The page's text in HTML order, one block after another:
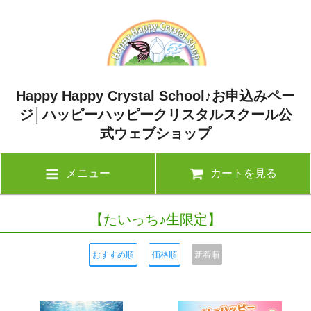
Happy Happy Crystal School♪お申込みペー
ジ│ハッピーハッピークリスタルスクール公
式ウェブショップ
メニュー カートを見る
【たいっち♪生限定】
おすすめ順 価格順 新着順